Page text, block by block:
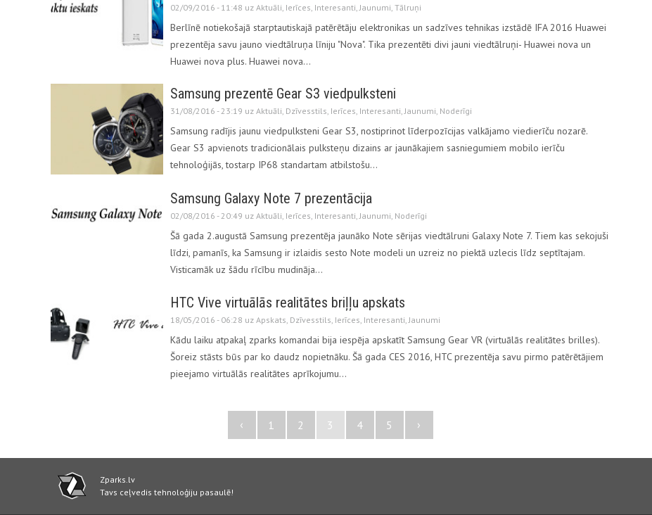
02/09/2016 - 11:48 uz Aktuāli, Ierīces, Interesanti,Jaunumi, Tālruņi
Berlīnē notiekošajā starptautiskajā patērētāju elektronikas un sadzīves tehnikas izstādē IFA 2016 Huawei
prezentēja savu jauno viedtālruņa līniju "Nova". Tika prezentēti divi jauni viedtālruņi- Huawei nova un
Huawei nova plus. Huawei nova…
Samsung prezentē Gear S3 viedpulksteni
31/08/2016 - 23:19 uz Aktuāli, Dzīvesstils, Ierīces, Interesanti,Jaunumi, Noderīgi
Samsung radījis jaunu viedpulksteni Gear S3, nostiprinot līderpozīcijas valkājamo viedierīču nozarē.
Gear S3 apvienots tradicionālais pulksteņu dizains ar jaunākajiem sasniegumiem mobilo ierīču
tehnoloģijās, tostarp IP68 standartam atbilstošu…
Samsung Galaxy Note 7 prezentācija
02/08/2016 - 20:49 uz Aktuāli Ierīces Interesanti Jaunumi Noderīgi
Šā gada 2.augustā Samsung prezentēja jaunāko Note sērijas viedtālruni Galaxy Note 7. Tiem kas sekojuši
līdzi, pamanīs, ka Samsung ir izlaidis sesto Note modeli un uzreiz no piektā uzlecis līdz septītajam.
Visticamāk uz šādu rīcību mudināja…
HTC Vive virtuālās realitātes briļļu apskats
18/05/2016 - 06:28 uz Apskats, Dzīvesstils, Ierīces, Interesanti,Jaunumi
Kādu laiku atpakaļ zparks komandai bija iespēja apskatīt Samsung Gear VR (virtuālās realitātes brilles).
Šoreiz stāsts būs par ko daudz nopietnāku. Šā gada CES 2016, HTC prezentēja savu pirmo patērētājiem
pieejamo virtuālās realitātes aprīkojumu…
‹ 1 2 3 4 5 ›
Zparks.lv
Tavs ceļvedis tehnoloģiju pasaulē!